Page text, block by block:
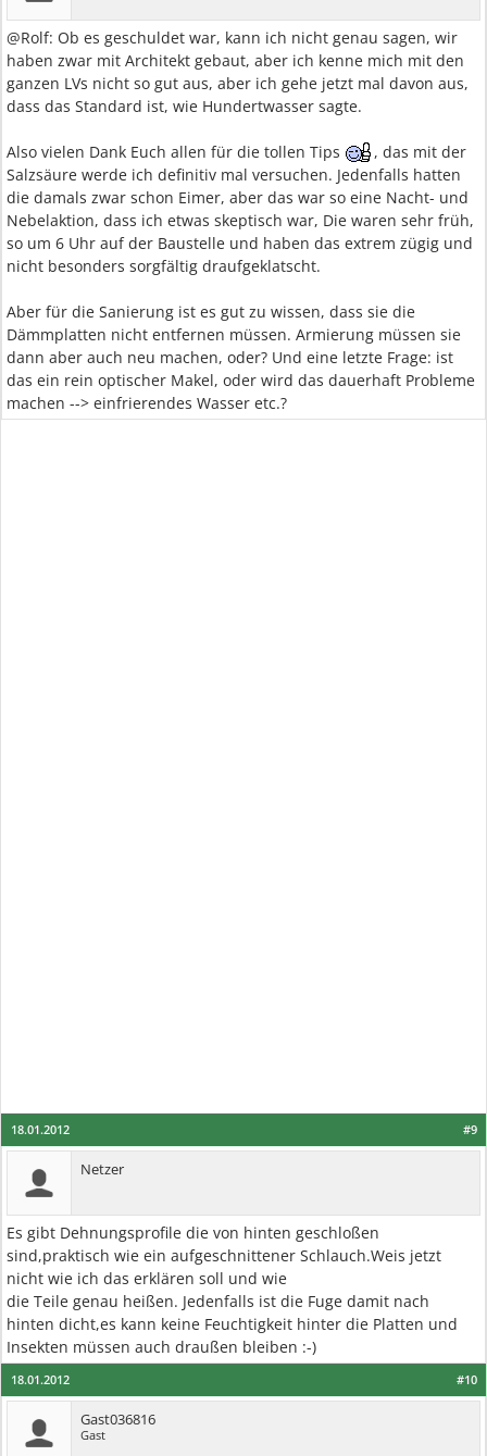
@Rolf: Ob es geschuldet war, kann ich nicht genau sagen, wir
haben zwar mit Architekt gebaut, aber ich kenne mich mit den
ganzen LVs nicht so gut aus, aber ich gehe jetzt mal davon aus,
dass das Standard ist, wie Hundertwasser sagte.
Also vielen Dank Euch allen für die tollen Tips
, das mit der
Salzsäure werde ich definitiv mal versuchen. Jedenfalls hatten
die damals zwar schon Eimer, aber das war so eine Nacht- und
Nebelaktion, dass ich etwas skeptisch war, Die waren sehr früh,
so um 6 Uhr auf der Baustelle und haben das extrem zügig und
nicht besonders sorgfältig draufgeklatscht.
Aber für die Sanierung ist es gut zu wissen, dass sie die
Dämmplatten nicht entfernen müssen. Armierung müssen sie
dann aber auch neu machen, oder? Und eine letzte Frage: ist
das ein rein optischer Makel, oder wird das dauerhaft Probleme
machen --> einfrierendes Wasser etc.?
#9
18.01.2012
Netzer
Es gibt Dehnungsprofile die von hinten geschloßen
sind,praktisch wie ein aufgeschnittener Schlauch.Weis jetzt
nicht wie ich das erklären soll und wie
die Teile genau heißen. Jedenfalls ist die Fuge damit nach
hinten dicht,es kann keine Feuchtigkeit hinter die Platten und
Insekten müssen auch draußen bleiben :-)
#10
18.01.2012
Gast036816
Gast